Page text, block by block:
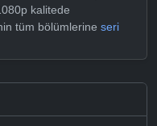
kalitede
tüm bölümlerine seri